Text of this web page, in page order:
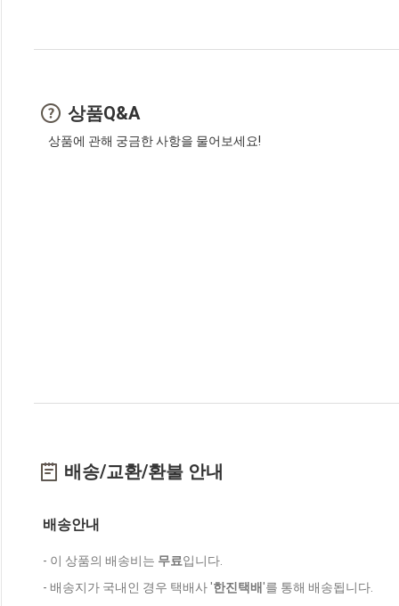
상품Q&A
상품에 관해 궁금한 사항을 물어보세요!
배송/교환/환불 안내
배송안내
- 이 상품의 배송비는 무료입니다.
- 배송지가 국내인 경우 택배사 '한진택배'를 통해 배송됩니다.